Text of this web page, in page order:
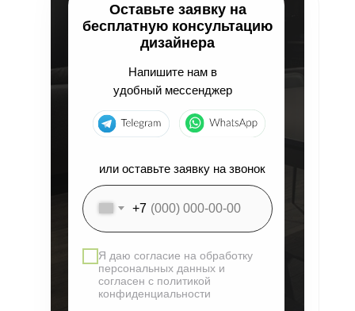
Оставьте заявку на
бесплатную консультацию
дизайнера
+7
Я даю согласие на обработку
персональных данных и
согласен с политикой
конфиденциальности
Напишите нам в
удобный мессенджер
или оставьте заявку на звонок